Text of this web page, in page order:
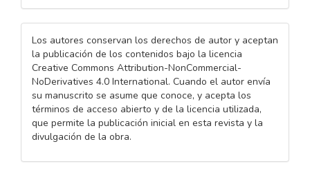
Los autores conservan los derechos de autor y aceptan
la publicación de los contenidos bajo la licencia
Creative Commons Attribution-NonCommercial-
NoDerivatives 4.0 International. Cuando el autor envía
su manuscrito se asume que conoce, y acepta los
términos de acceso abierto y de la licencia utilizada,
que permite la publicación inicial en esta revista y la
divulgación de la obra.